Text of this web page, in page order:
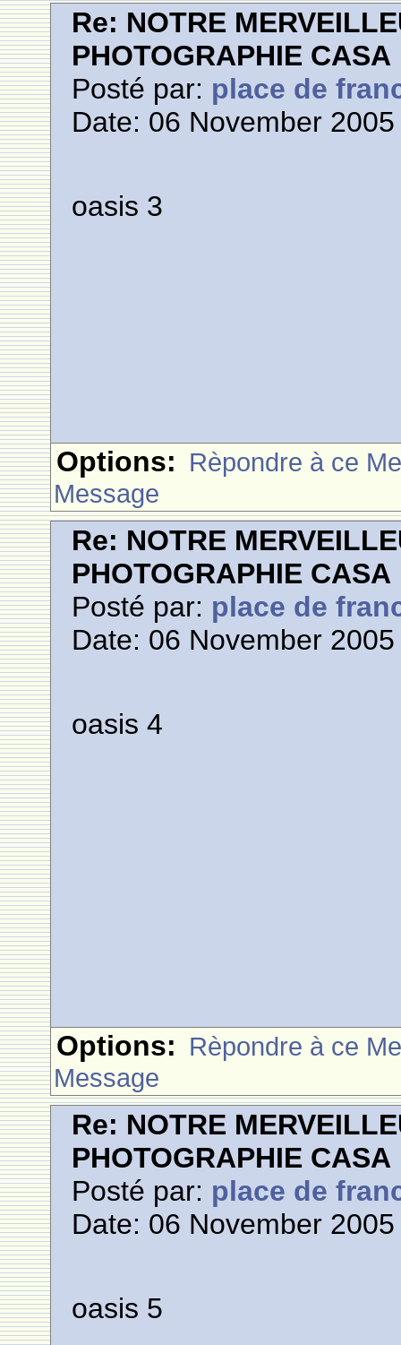
Re: NOTRE
PHOTOGRAPHIE CASA
Posté par: place de
Date: 06 November
oasis 3
Options: Rèpondre à ce
Message
Re: NOTRE
PHOTOGRAPHIE CASA
Posté par: place de
Date: 06 November
oasis 4
Options: Rèpondre à ce
Message
Re: NOTRE
PHOTOGRAPHIE CASA
Posté par: place de
Date: 06 November
oasis 5